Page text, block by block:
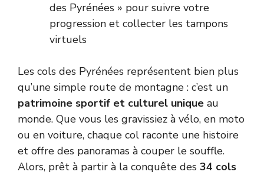
des Pyrénées » pour suivre votre
progression et collecter les tampons
virtuels
Les cols des Pyrénées représentent bien plus
qu’une simple route de montagne : c’est un
patrimoine sportif et culturel unique au
monde. Que vous les gravissiez à vélo, en moto
ou en voiture, chaque col raconte une histoire
et offre des panoramas à couper le souffle.
Alors, prêt à partir à la conquête des 34 cols